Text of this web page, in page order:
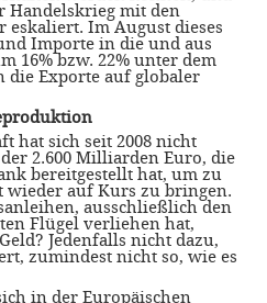
Handelskrieg mit den
eskaliert. Im August dieses
Importe in die und aus
16% bzw. 22% unter dem
die Exporte auf globaler
hat sich seit 2008 nicht
2.600 Milliarden Euro, die
bereitgestellt hat, um zu
wieder auf Kurs zu bringen.
ausschließlich den
Flügel verliehen hat,
Jedenfalls nicht dazu,
zumindest nicht so, wie es
in der Europäischen